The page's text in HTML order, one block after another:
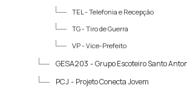
TEL - Telefonia e Recepção
TG - Tiro de Guerra
VP - Vice-Prefeito
GESA203 -Grupo Escoteiro Santo
PCJ - Projeto Conecta Jovem